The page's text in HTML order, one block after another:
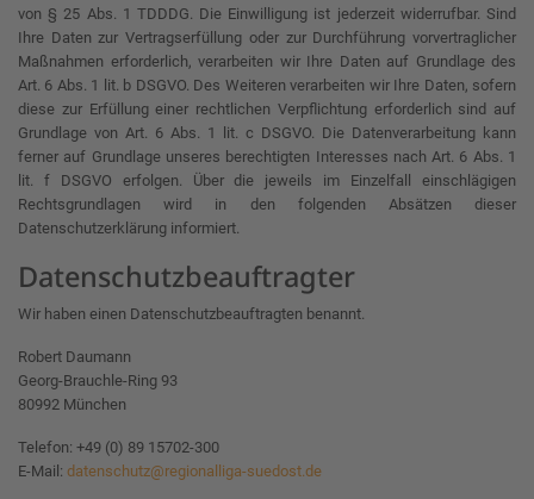
von § 25 Abs. 1 TDDDG. Die Einwilligung ist jederzeit widerrufbar. Sind
Ihre Daten zur Vertragserfüllung oder zur Durchführung vorvertraglicher
Maßnahmen erforderlich, verarbeiten wir Ihre Daten auf Grundlage des
Art. 6 Abs. 1 lit. b DSGVO. Des Weiteren verarbeiten wir Ihre Daten, sofern
diese zur Erfüllung einer rechtlichen Verpflichtung erforderlich sind auf
Grundlage von Art. 6 Abs. 1 lit. c DSGVO. Die Datenverarbeitung kann
ferner auf Grundlage unseres berechtigten Interesses nach Art. 6 Abs. 1
lit. f DSGVO erfolgen. Über die jeweils im Einzelfall einschlägigen
Rechtsgrundlagen wird in den folgenden Absätzen dieser
Datenschutzerklärung informiert.
Datenschutz­beauftragter
Wir haben einen Datenschutzbeauftragten benannt.
Robert Daumann
Georg-Brauchle-Ring 93
80992 München
Telefon: +49 (0) 89 15702-300
E-Mail: datenschutz@regionalliga-suedost.de